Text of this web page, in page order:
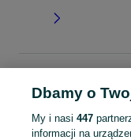
Pierścionki - Wołomin
KATEGORIA
Dbamy o
My i nasi 447
informacji na